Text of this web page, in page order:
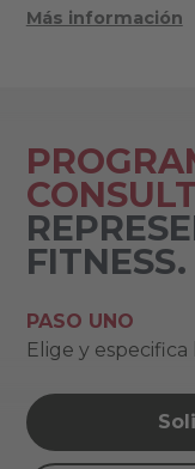
Más información
FITNESS.
PASO UNO
Elige y